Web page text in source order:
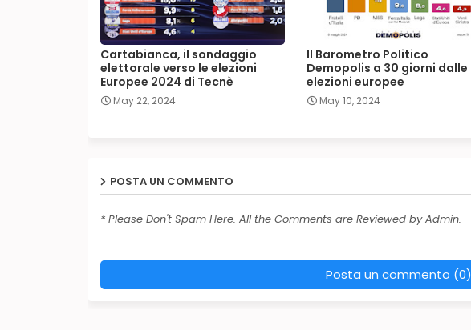
Cartabianca, il sondaggio
elettorale verso le elezioni
Europee 2024 di Tecnè
May 22, 2024
Il Barometro Politico
Demopolis a 30 giorni dalle
elezioni europee
May 10, 2024
POSTA UN COMMENTO
* Please Don't Spam Here. All the Comments are Reviewed by Admin.
Posta un commento (0)